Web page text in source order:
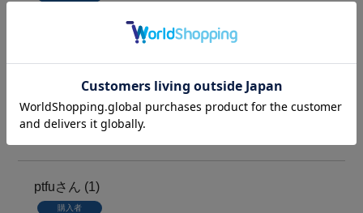
ボトルのデザインに惹かれ購入しました。
自然な香りに癒されます。
ptfu 1
購入者